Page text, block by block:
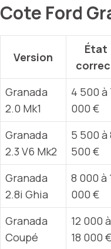
Cote Ford
Version
État
Granada
2.0 Mk1
4 500 à
000 €
Granada
2.3 V6 Mk2
5 500 à
500 €
Granada
2.8i Ghia
8 000 à
000 €
Granada
Coupé
12 000 à
18 000 €